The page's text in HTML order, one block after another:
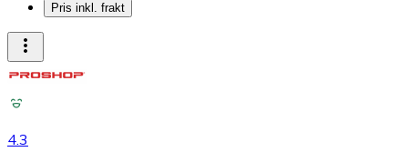
Pris inkl. frakt
4.3